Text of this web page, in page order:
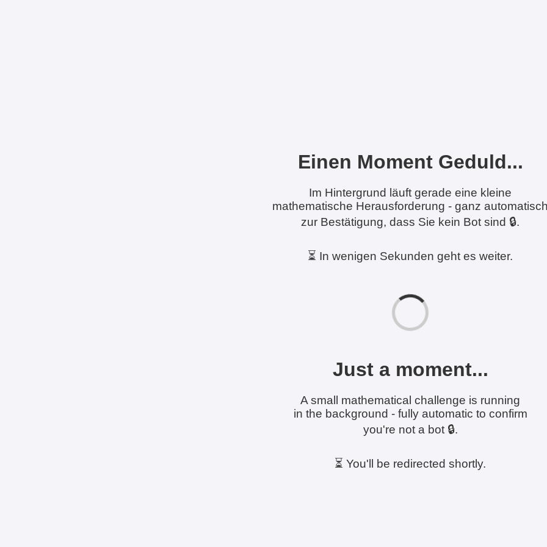
Einen Moment Geduld...
Im Hintergrund läuft gerade eine kleine
mathematische Herausforderung - ganz
zur Bestätigung, dass Sie kein Bot sind 🔒.
⏳ In wenigen Sekunden geht es weiter.
Just a moment...
A small mathematical challenge is running
in the background - fully automatic to confirm
you're not a bot 🔒.
⏳ You'll be redirected shortly.